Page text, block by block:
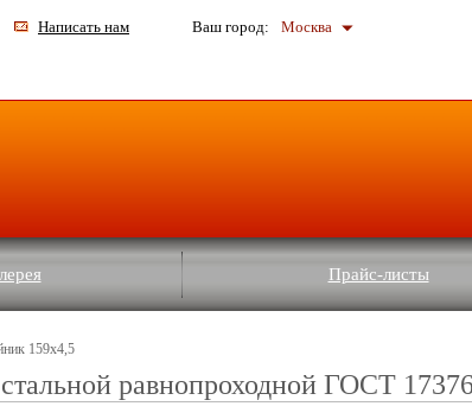
Написать нам Ваш город: Москва
Прайс-листы
159х4,5
равнопроходной ГОСТ